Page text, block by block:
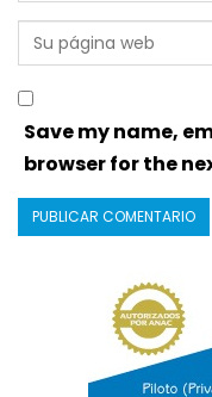
Save my name,
browser for the